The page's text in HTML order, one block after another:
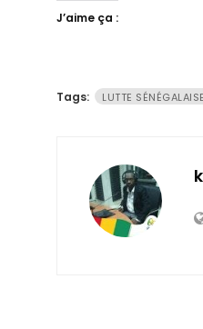
J’aime ça :
Tags: LUTTE SÉNÉGALAISE